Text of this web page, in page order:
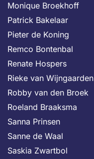
Monique Broekhoff
Patrick Bakelaar
Pieter de Koning
Remco Bontenbal
Renate Hospers
Rieke van Wijngaarden
Robby van den Broek
Roeland Braaksma
Sanna Prinsen
Sanne de Waal
Saskia Zwartbol